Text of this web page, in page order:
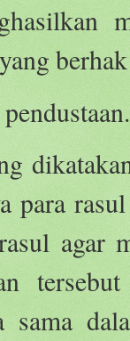
para
agar
sama